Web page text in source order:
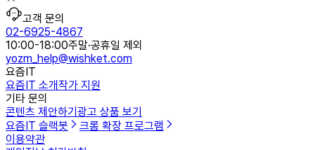
고객 문의
02-6925-4867
10:00-18:00주말·공휴일 제외
yozm_help@wishket.com
요즘IT
요즘IT 소개작가 지원
기타 문의
콘텐츠 제안하기광고 상품 보기
요즘IT 슬랙봇
크롬 확장 프로그램
이용약관